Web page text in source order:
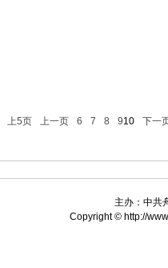
上5页 上一页 6 7 8 910 下一
主办：中共
Copyright © http://